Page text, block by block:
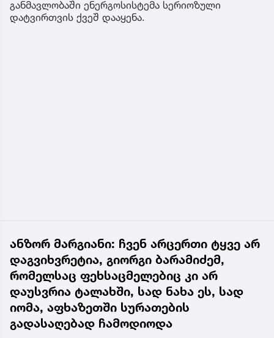
განმავლობაში ენერგოსისტემა სერიოზული
დატვირთვის ქვეშ დააყენა.
ანზორ მარგიანი: ჩვენ არცერთი ტყვე არ
დაგვიხვრეტია, გიორგი ბარამიძემ,
რომელსაც ფეხსაცმელებიც კი არ
დაუსვრია ტალახში, სად ნახა ეს, სად
იომა, აფხაზეთში სურათების
გადასაღებად ჩამოდიოდა